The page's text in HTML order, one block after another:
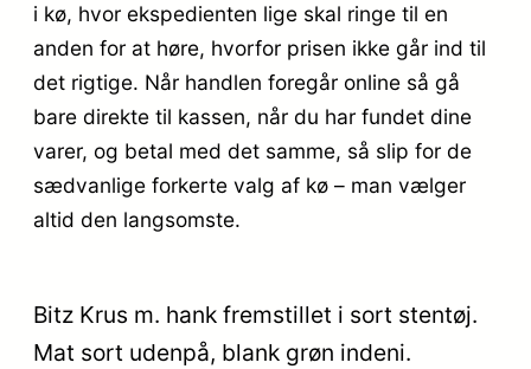
i kø, hvor ekspedienten lige skal ringe til en
anden for at høre, hvorfor prisen ikke går ind til
det rigtige. Når handlen foregår online så gå
bare direkte til kassen, når du har fundet dine
varer, og betal med det samme, så slip for de
sædvanlige forkerte valg af kø – man vælger
altid den langsomste.
Bitz Krus m. hank fremstillet i sort stentøj.
Mat sort udenpå, blank grøn indeni.